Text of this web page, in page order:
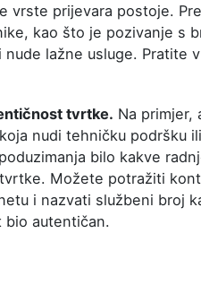
vrste prijevara postoje.
kao što je pozivanje s
lažne usluge. Pratite
tvrtke. Na primjer,
nudi tehničku podršku ili
bilo kakve
Možete potražiti
i nazvati službeni broj
bio autentičan.